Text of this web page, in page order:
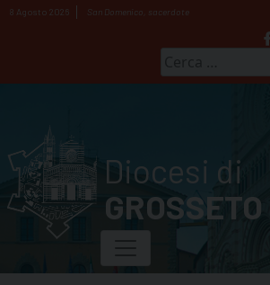
Skip
8 Agosto 2026
San Domenico, sacerdote
per:
Diocesi di
GROSSETO